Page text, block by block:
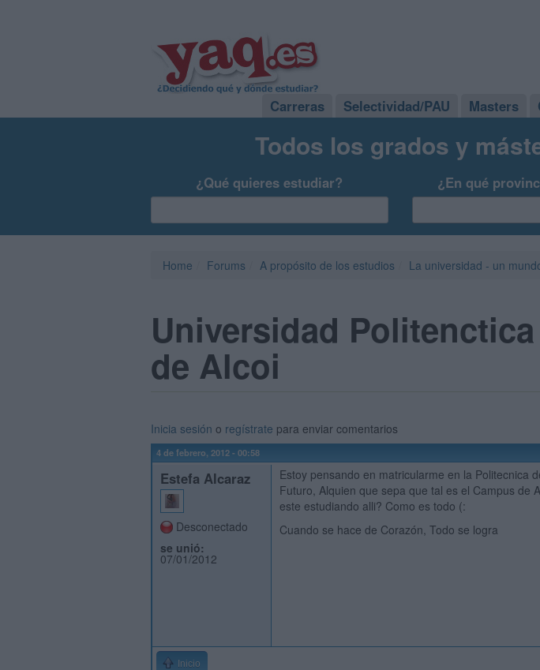
Carreras Selectividad/PAU Masters
Todos los grados y
¿Qué quieres estudiar? ¿En qué
Home Forums A propósito de los estudios La universidad - un
Universidad
de Alcoi
Inicia sesión o regístrate para enviar comentarios
4 de febrero, 2012 - 00:58
Estefa Alcaraz
Desconectado
se unió:
07/01/2012
Estoy pensando en matricularme en la Politecnica
Futuro, Alquien que sepa que tal es el Campus de
este estudiando alli? Como es todo (:
Cuando se hace de Corazón, Todo se logra
Inicio